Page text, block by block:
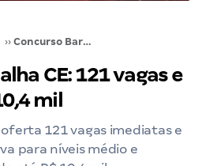
›› Concurso Barbalha CE: 121 vagas e iniciais até R$ 10,4 mil
CE: 121 vagas e
mil
121 vagas imediatas e
para níveis médio e